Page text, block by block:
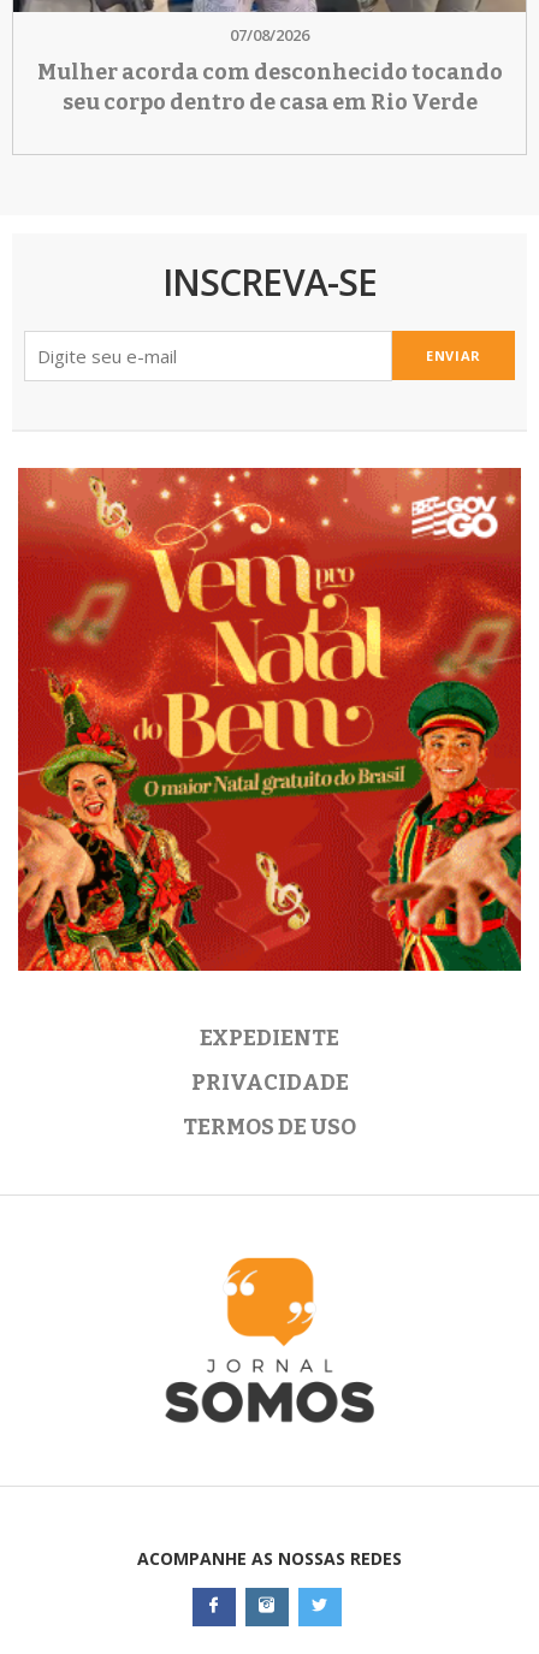
07/08/2026
Mulher acorda com desconhecido tocando
seu corpo dentro de casa em Rio Verde
INSCREVA-SE
ENVIAR
EXPEDIENTE
PRIVACIDADE
TERMOS DE USO
ACOMPANHE AS NOSSAS REDES